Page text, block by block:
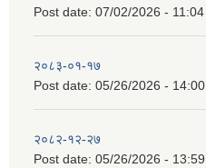
Post date: 07/02/2026 - 11:04
२०८३-०१-१७
Post date: 05/26/2026 - 14:00
२०८२-१२-२७
Post date: 05/26/2026 - 13:59